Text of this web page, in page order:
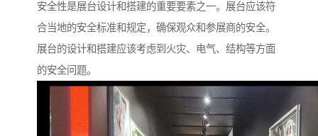
安全性是展台设计和搭建的重要要素之一。展台应该符
合当地的安全标准和规定，确保观众和参展商的安全。
展台的设计和搭建应该考虑到火灾、电气、结构等方面
的安全问题。